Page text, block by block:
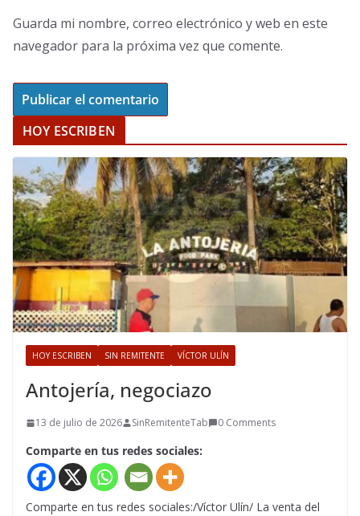
Guarda mi nombre, correo electrónico y web en este
navegador para la próxima vez que comente.
HOY ESCRIBEN
HOY ESCRIBEN SIN REMITENTE VÍCTOR ULÍN
Antojería, negociazo
13 de julio de 2026 SinRemitenteTab 0 Comments
Comparte en tus redes sociales:
Comparte en tus redes sociales:/Víctor Ulín/ La venta del